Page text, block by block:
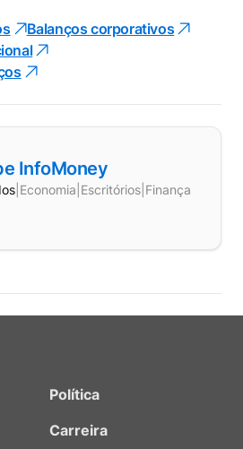
Balanços corporativos
InfoMoney
Economia Escritórios Finanças
Política
Carreira